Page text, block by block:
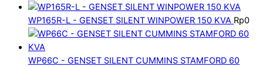
WP165R-L - GENSET SILENT WINPOWER 150 KVA Rp0
WP66C - GENSET SILENT CUMMINS STAMFORD 60